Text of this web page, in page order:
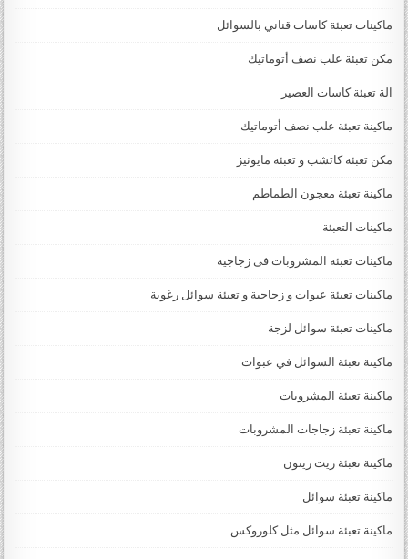
ماكينات تعبئة كاسات قناني بالسوائل
مكن تعبئة علب نصف أتوماتيك
الة تعبئة كاسات العصير
ماكينة تعبئة علب نصف أتوماتيك
مكن تعبئة كاتشب و تعبئة مايونيز
ماكينة تعبئة معجون الطماطم
ماكينات التعبئة
ماكينات تعبئة المشروبات فى زجاجية
ماكينات تعبئة عبوات و زجاجية و تعبئة سوائل رغوية
ماكينات تعبئة سوائل لزجة
‏‏‏ماكينة تعبئة السوائل في عبوات
ماكينة تعبئة المشروبات
ماكينة تعبئة زجاجات المشروبات
ماكينة تعبئة زيت زيتون
ماكينة تعبئة سوائل
ماكينة تعبئة سوائل مثل كلوروكس